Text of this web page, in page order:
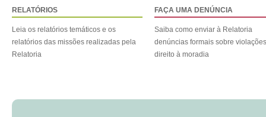
RELATÓRIOS
Leia os relatórios temáticos e os
relatórios das missões realizadas pela
Relatoria
FAÇA UMA DENÚNCIA
Saiba como enviar à Relatoria
denúncias formais sobre
direito à moradia